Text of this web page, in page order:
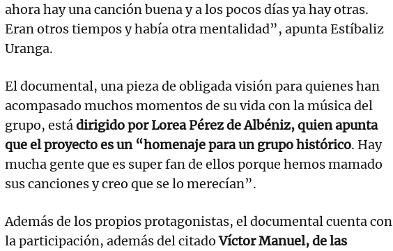
ahora hay una canción buena y a los pocos días ya hay otras.
Eran otros tiempos y había otra mentalidad”, apunta Estíbaliz
Uranga.
El documental, una pieza de obligada visión para quienes han
acompasado muchos momentos de su vida con la música del
grupo, estádirigido por Lorea Pérez de Albéniz, quien apunta
que el proyecto es un “homenaje para un grupo histórico. Hay
mucha gente que es super fan de ellos porque hemos mamado
sus canciones y creo que se lo merecían”.
Además de los propios protagonistas, el documental cuenta con
la participación, además del citadoVíctor Manuel, de las